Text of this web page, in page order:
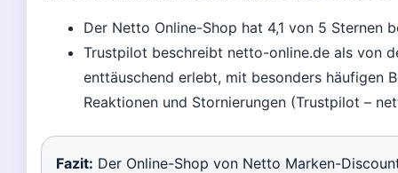
Der Netto Online-Shop hat 4,1 von 5 Sternen
Trustpilot beschreibt netto-online.de als von
enttäuschend erlebt, mit besonders häufigen
Reaktionen und Stornierungen (Trustpilot –
Fazit: Der Online-Shop von Netto Marken-